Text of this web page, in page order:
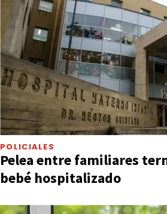
POLICIALES
Pelea entre familiares
bebé hospitalizado